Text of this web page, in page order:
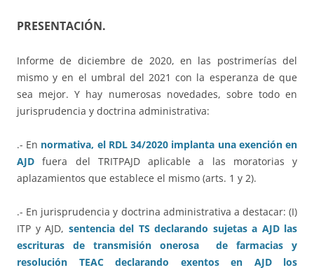
PRESENTACIÓN.
Informe de diciembre de 2020, en las postrimerías del
mismo y en el umbral del 2021 con la esperanza de que
sea mejor. Y hay numerosas novedades, sobre todo en
jurisprudencia y doctrina administrativa:
.- En normativa, el RDL 34/2020 implanta una exención en
AJD fuera del TRITPAJD aplicable a las moratorias y
aplazamientos que establece el mismo (arts. 1 y 2).
.- En jurisprudencia y doctrina administrativa a destacar: (I)
ITP y AJD, sentencia del TS declarando sujetas a AJD las
escrituras de transmisión onerosa de farmacias
y
resolución TEAC declarando exentos en AJD los